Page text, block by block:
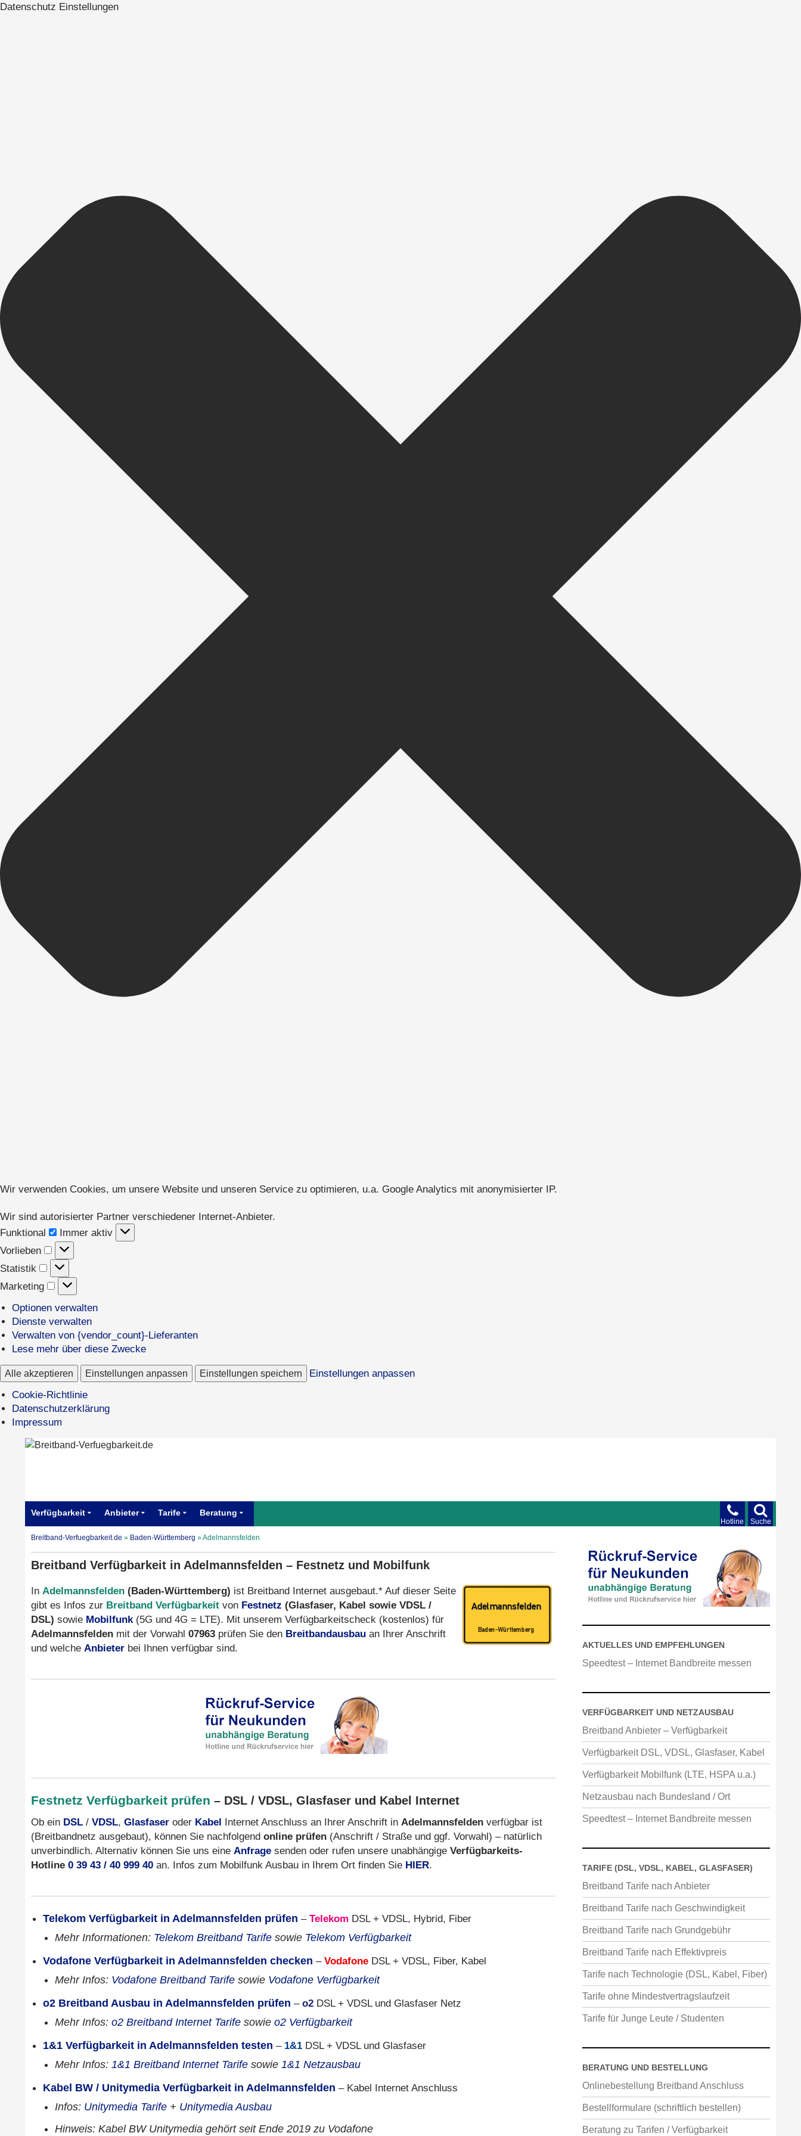
Datenschutz Einstellungen
Wir verwenden Cookies, um unsere Website und unseren Service zu optimieren, u.a. Google Analytics mit anonymisierter IP.
Wir sind autorisierter Partner verschiedener Internet-Anbieter.
Funktional Funktional
Immer aktiv
Vorlieben
Vorlieben
Statistik
Statistik
Marketing
Marketing
Optionen verwalten
Dienste verwalten
Verwalten von {vendor_count}-Lieferanten
Lese mehr über diese Zwecke
Alle akzeptieren Einstellungen anpassen Einstellungen speichern
Einstellungen anpassen
Cookie-Richtlinie
Datenschutzerklärung
Impressum
Suche
Hotline
Verfügbarkeit Anbieter Tarife Beratung
Breitband-Verfuegbarkeit.de » Baden-Württemberg »Adelmannsfelden
Breitband Verfügbarkeit in Adelmannsfelden – Festnetz und Mobilfunk
In Adelmannsfelden (Baden-Württemberg) ist Breitband Internet ausgebaut.* Auf dieser Seite
gibt es Infos zur Breitband Verfügbarkeit von Festnetz (Glasfaser, Kabel sowie VDSL /
DSL) sowie Mobilfunk (5G und 4G = LTE). Mit unserem Verfügbarkeitscheck (kostenlos) für
Adelmannsfelden mit der Vorwahl 07963 prüfen Sie den Breitbandausbau an Ihrer Anschrift
und welche Anbieter bei Ihnen verfügbar sind.
Festnetz Verfügbarkeit prüfen – DSL / VDSL, Glasfaser und Kabel Internet
Ob ein DSL / VDSL, Glasfaser oder Kabel Internet Anschluss an Ihrer Anschrift in Adelmannsfelden verfügbar ist
(Breitbandnetz ausgebaut), können Sie nachfolgend online prüfen (Anschrift / Straße und ggf. Vorwahl) – natürlich
unverbindlich. Alternativ können Sie uns eine Anfrage senden oder rufen unsere unabhängige Verfügbarkeits-
Hotline 0 39 43 / 40 999 40 an. Infos zum Mobilfunk Ausbau in Ihrem Ort finden Sie HIER.
Telekom Verfügbarkeit in Adelmannsfelden prüfen – Telekom DSL + VDSL, Hybrid, Fiber
Mehr Informationen: Telekom Breitband Tarife sowie Telekom Verfügbarkeit
Vodafone Verfügbarkeit in Adelmannsfelden checken – Vodafone DSL + VDSL, Fiber, Kabel
Mehr Infos: Vodafone Breitband Tarife sowie Vodafone Verfügbarkeit
o2 Breitband Ausbau in Adelmannsfelden prüfen – o2 DSL + VDSL und Glasfaser Netz
Mehr Infos: o2 Breitband Internet Tarife sowie o2 Verfügbarkeit
1&1 Verfügbarkeit in Adelmannsfelden testen – 1&1 DSL + VDSL und Glasfaser
Mehr Infos: 1&1 Breitband Internet Tarife sowie 1&1 Netzausbau
Kabel BW / Unitymedia Verfügbarkeit in Adelmannsfelden – Kabel Internet Anschluss
Infos: Unitymedia Tarife + Unitymedia Ausbau
Hinweis: Kabel BW Unitymedia gehört seit Ende 2019 zu Vodafone
AKTUELLES UND EMPFEHLUNGEN
Speedtest – Internet Bandbreite messen
VERFÜGBARKEIT UND NETZAUSBAU
Breitband Anbieter – Verfügbarkeit
Verfügbarkeit DSL, VDSL, Glasfaser, Kabel
Verfügbarkeit Mobilfunk (LTE, HSPA u.a.)
Netzausbau nach Bundesland / Ort
Speedtest – Internet Bandbreite messen
TARIFE (DSL, VDSL, KABEL, GLASFASER)
Breitband Tarife nach Anbieter
Breitband Tarife nach Geschwindigkeit
Breitband Tarife nach Grundgebühr
Breitband Tarife nach Effektivpreis
Tarife nach Technologie (DSL, Kabel, Fiber)
Tarife ohne Mindestvertragslaufzeit
Tarife für Junge Leute / Studenten
BERATUNG UND BESTELLUNG
Onlinebestellung Breitband Anschluss
Bestellformulare (schriftlich bestellen)
Beratung zu Tarifen / Verfügbarkeit